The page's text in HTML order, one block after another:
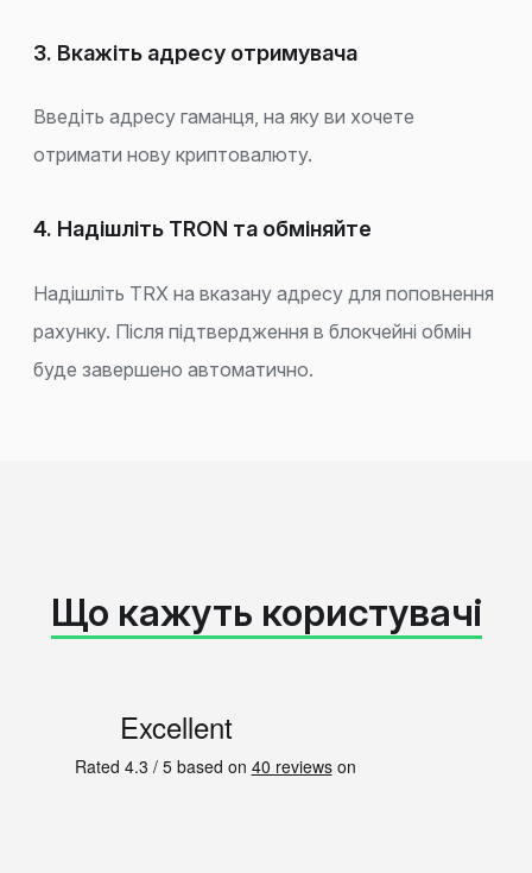
3. Вкажіть адресу отримувача
Введіть адресу гаманця, на яку ви хочете
отримати нову криптовалюту.
4. Надішліть TRON та обміняйте
Надішліть TRX на вказану адресу для поповнення
рахунку. Після підтвердження в блокчейні обмін
буде завершено автоматично.
Що кажуть користувачі